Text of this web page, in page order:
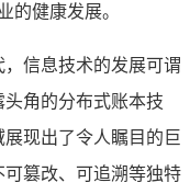
的健康发展。
信息技术的发展可谓
角的分布式账本技
现出了令人瞩目的巨
篡改、可追溯等独特